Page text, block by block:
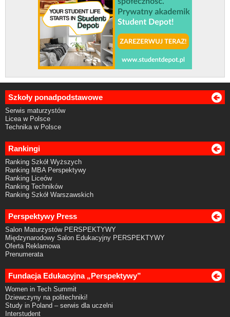
Szkoły ponadpodstawowe
Serwis maturzystów
Licea w Polsce
Technika w Polsce
Rankingi
Ranking Szkół Wyższych
Ranking MBA Perspektywy
Ranking Liceów
Ranking Techników
Ranking Szkół Warszawskich
Perspektywy Press
Salon Maturzystów PERSPEKTYWY
Międzynarodowy Salon Edukacyjny PERSPEKTYWY
Oferta Reklamowa
Prenumerata
Fundacja Edukacyjna „Perspektywy”
Women in Tech Summit
Dziewczyny na politechniki!
Study in Poland – serwis dla uczelni
Interstudent